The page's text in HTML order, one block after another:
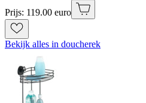
Prijs: 119.00 euro
Bekijk alles in doucherek